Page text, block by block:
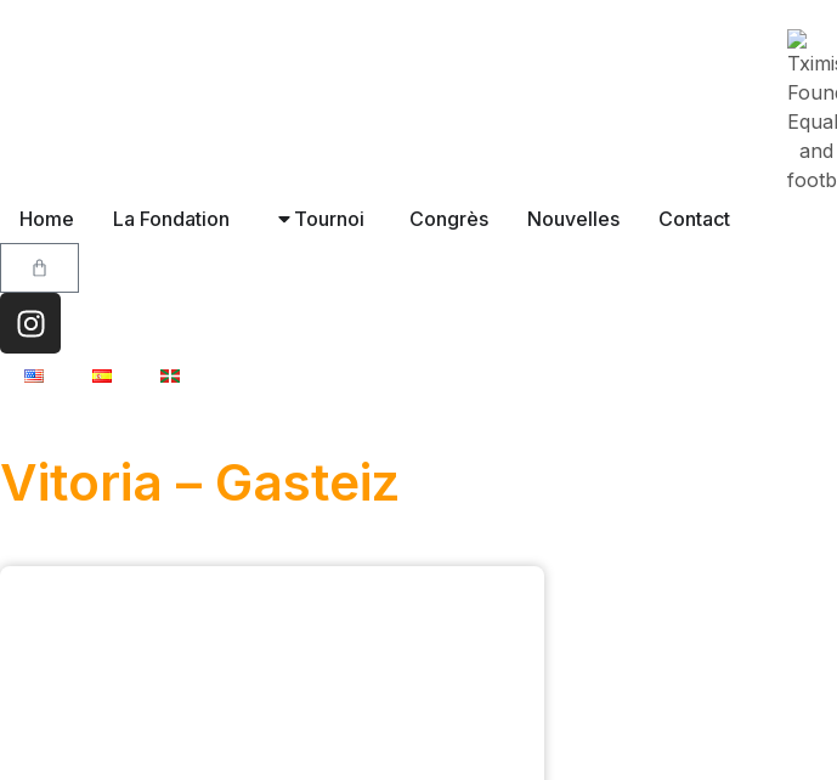
Home La Fondation Tournoi Congrès Nouvelles Contact
Vitoria – Gasteiz